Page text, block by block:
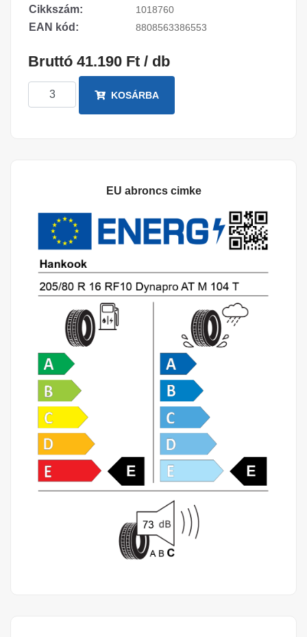
Cikkszám: 1018760
EAN kód: 8808563386553
Bruttó 41.190 Ft / db
KOSÁRBA
EU abroncs cimke